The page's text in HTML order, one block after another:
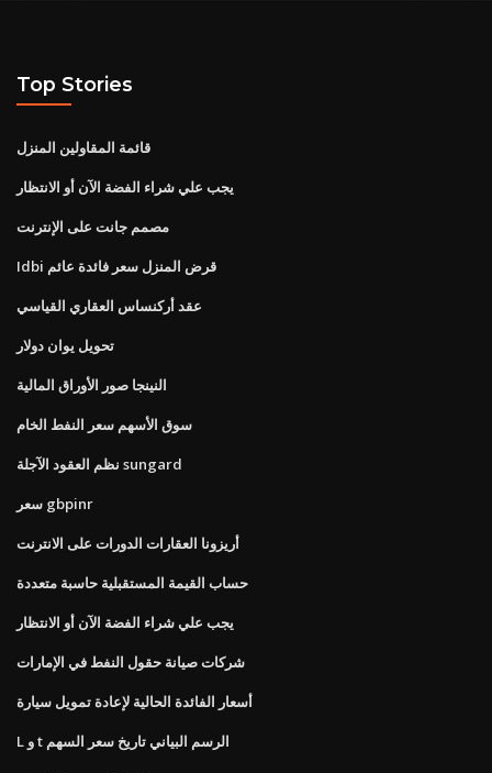
Top Stories
قائمة المقاولين المنزل
يجب علي شراء الفضة الآن أو الانتظار
مصمم جانت على الإنترنت
Idbi قرض المنزل سعر فائدة عائم
عقد أركنساس العقاري القياسي
تحويل يوان دولار
النينجا صور الأوراق المالية
سوق الأسهم سعر النفط الخام
نظم العقود الآجلة sungard
سعر gbpinr
أريزونا العقارات الدورات على الانترنت
حساب القيمة المستقبلية حاسبة متعددة
يجب علي شراء الفضة الآن أو الانتظار
شركات صيانة حقول النفط في الإمارات
أسعار الفائدة الحالية لإعادة تمويل سيارة
L و t الرسم البياني تاريخ سعر السهم